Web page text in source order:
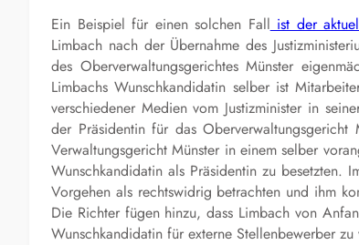
Ein Beispiel für einen solchen Fall ist der
Limbach nach der Übernahme des
des Oberverwaltungsgerichtes Münster
Limbachs Wunschkandidatin selber ist
verschiedener Medien vom Justizminister in
der Präsidentin für das
Verwaltungsgericht Münster in einem selber
Wunschkandidatin als Präsidentin zu besetzten.
Vorgehen als rechtswidrig betrachten und ihm
Die Richter fügen hinzu, dass Limbach von
Wunschkandidatin für externe Stellenbewerber zu